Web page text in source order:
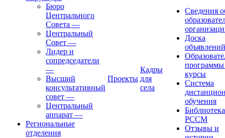
Бюро
Центрального
Совета —
Центральный
Совет —
Лидер и
сопредседатели
—
Высший
консультативный
совет —
Центральный
аппарат —
Региональные
отделения
Проекты
Кадры
для
села
Сведения
Доска
объявлений
курсы
Система
обучения
Библиотека
РССМ
Отзывы и